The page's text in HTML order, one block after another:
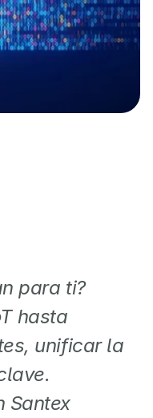
para ti?
hasta
unificar la
Santex